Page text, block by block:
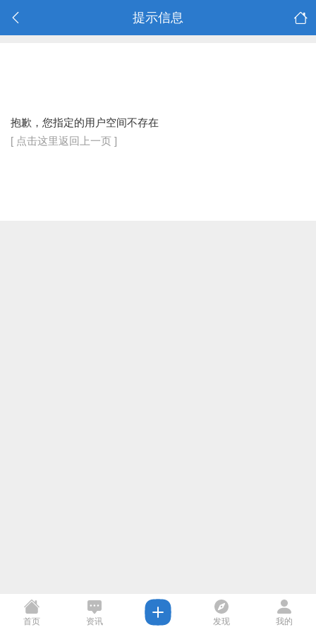
提示信息
抱歉，您指定的用户空间不存在
[ 点击这里返回上一页 ]
首页 资讯 发现 我的